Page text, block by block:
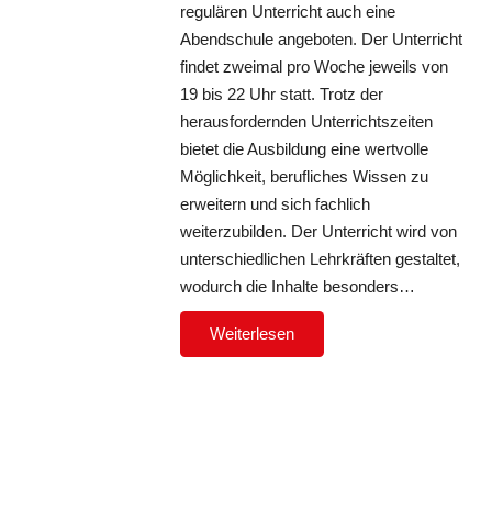
regulären Unterricht auch eine
Abendschule angeboten. Der Unterricht
findet zweimal pro Woche jeweils von
19 bis 22 Uhr statt. Trotz der
herausfordernden Unterrichtszeiten
bietet die Ausbildung eine wertvolle
Möglichkeit, berufliches Wissen zu
erweitern und sich fachlich
weiterzubilden. Der Unterricht wird von
unterschiedlichen Lehrkräften gestaltet,
wodurch die Inhalte besonders…
Weiterlesen